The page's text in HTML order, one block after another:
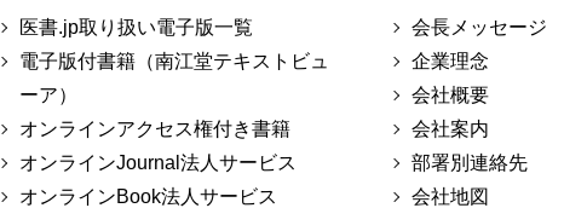
医書.jp取り扱い電子版一覧
電子版付書籍（南江堂テキストビュ
ーア）
オンラインアクセス権付き書籍
オンラインJournal法人サービス
オンラインBook法人サービス
会長メッセージ
企業理念
会社概要
会社案内
部署別連絡先
会社地図